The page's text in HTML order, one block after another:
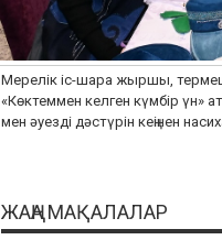
Мерелік іс-шара жыршы,
«Көктеммен келген күмбір үн»
мен әуезді дәстүрін кеңінен
ЖАҢА МАҚАЛАЛАР